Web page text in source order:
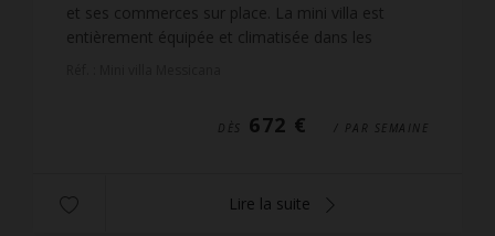
et ses commerces sur place. La mini villa est
entièrement équipée et climatisée dans les
DÈS 672 € / PAR SEMAINE
Lire la suite